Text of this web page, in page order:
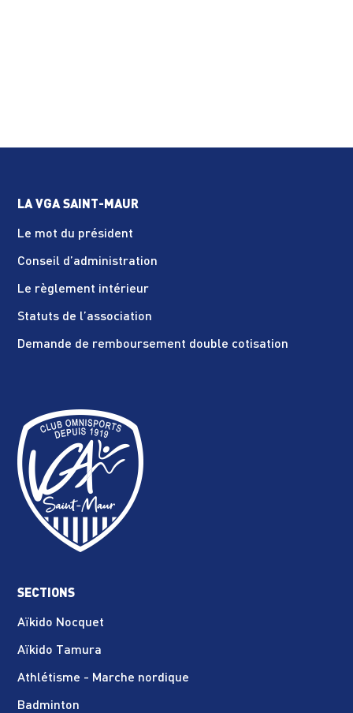
LA VGA SAINT-MAUR
Le mot du président
Conseil d’administration
Le règlement intérieur
Statuts de l’association
Demande de remboursement double cotisation
SECTIONS
Aïkido Nocquet
Aïkido Tamura
Athlétisme - Marche nordique
Badminton